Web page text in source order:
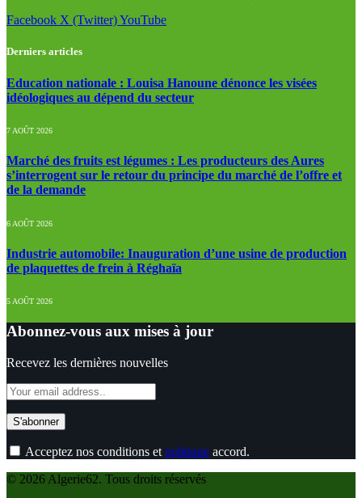
Facebook X (Twitter)YouTube
Derniers articles
Education nationale : Louisa Hanoune dénonce les visées
idéologiques au dépend du secteur
7 AOÛT 2026
Marché des fruits est légumes : Les producteurs des Aures
s’interrogent sur le retour du principe du marché de l’offre et
de la demande
6 AOÛT 2026
Industrie automobile: Inauguration d’une usine de production
de plaquettes de frein à Réghaïa
5 AOÛT 2026
Abonnez-vous aux mises à jour
Recevez les dernières nouvelles
Acceptez nos conditions et politique accord.
© 2026 Algerie62. Tous droits réservés